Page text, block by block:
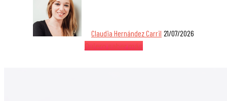
Claudia Hernández Carril 21/07/2026
Quiero saber más